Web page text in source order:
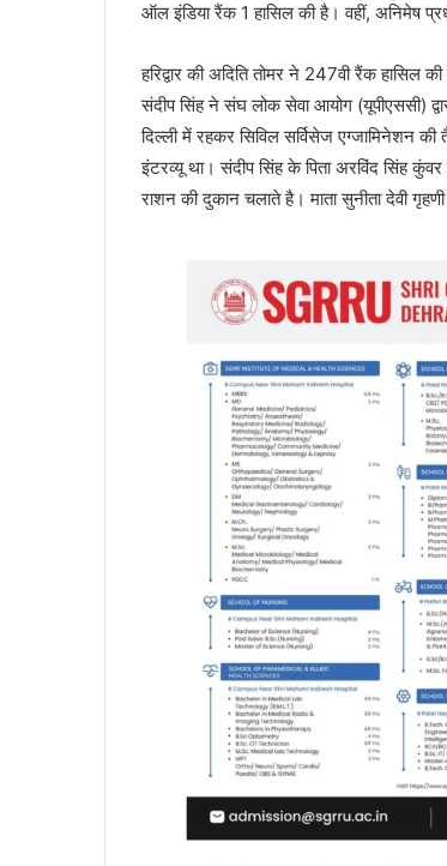
ऑल इंडिया रैंक 1 हासिल की है। वहीं, अनिमेष
हरिद्वार की अदिति तोमर ने 247वी रैंक
संदीप सिंह ने संघ लोक सेवा आयोग (यूपीएससी)
दिल्ली में रहकर सिविल सर्विसेज एग्जामिनेशन
इंटरव्यू था। संदीप सिंह के पिता अरविंद सिंह कुंवर
राशन की दुकान चलाते है। माता सुनीता देवी